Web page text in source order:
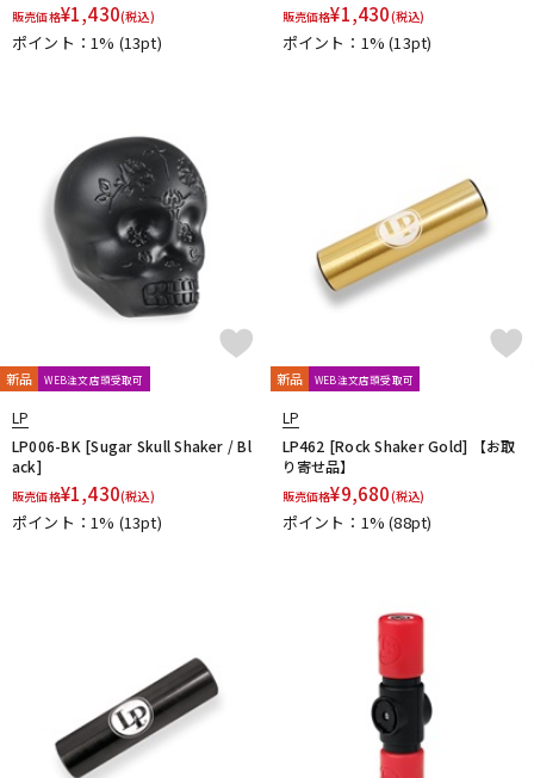
販売価格¥1,430(税込)
ポイント：1% (13pt)
販売価格¥1,430(税込)
ポイント：1%(13pt)
新品 WEB注文店頭受取可
LP
LP006-BK [Sugar Skull Shaker / Bl
ack]
販売価格¥1,430(税込)
ポイント：1% (13pt)
新品 WEB注文店頭受取可
LP
LP462 [Rock Shaker Gold] 【お取
り寄せ品】
販売価格¥9,680(税込)
ポイント：1%(88pt)